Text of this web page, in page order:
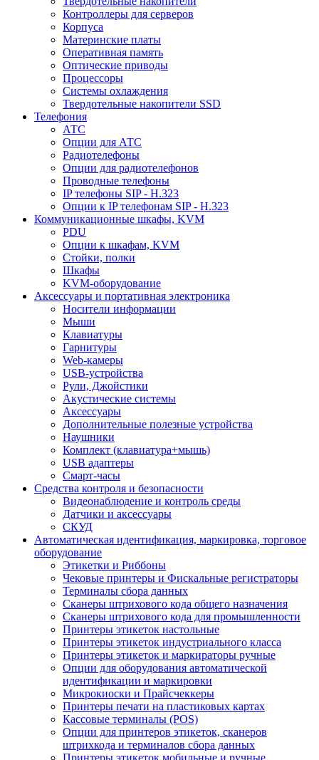
Контроллеры для серверов
Корпуса
Материнские платы
Оперативная память
Оптические приводы
Процессоры
Системы охлаждения
Твердотельные накопители SSD
Телефония
АТС
Опции для АТС
Радиотелефоны
Опции для радиотелефонов
Проводные телефоны
IP телефоны SIP - H.323
Опции к IP телефонам SIP - H.323
Коммуникационные шкафы, KVM
PDU
Опции к шкафам, KVM
Стойки, полки
Шкафы
KVM-оборудование
Аксессуары и портативная электроника
Носители информации
Мыши
Клавиатуры
Гарнитуры
Web-камеры
USB-устройства
Рули, Джойстики
Акустические системы
Аксессуары
Дополнительные полезные устройства
Наушники
Комплект (клавиатура+мышь)
USB адаптеры
Смарт-часы
Средства контроля и безопасности
Видеонаблюдение и контроль среды
Датчики и аксессуары
СКУД
Автоматическая идентификация, маркировка, торговое
оборудование
Этикетки и Риббоны
Чековые принтеры и Фискальные регистраторы
Терминалы сбора данных
Сканеры штрихового кода общего назначения
Сканеры штрихового кода для промышленности
Принтеры этикеток настольные
Принтеры этикеток индустриального класса
Принтеры этикеток и маркираторы ручные
Опции для оборудования автоматической
идентификации и маркировки
Микрокиоски и Прайсчеккеры
Принтеры печати на пластиковых картах
Кассовые терминалы (POS)
Опции для принтеров этикеток, сканеров
штрихкода и терминалов сбора данных